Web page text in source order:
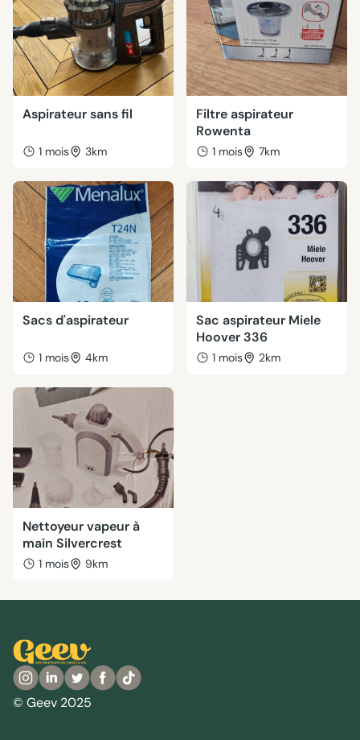
Aspirateur sans fil
1 mois 3km
Filtre aspirateur
Rowenta
1 mois 7km
Sacs d'aspirateur
1 mois 4km
Sac aspirateur Miele
Hoover 336
1 mois 2km
Nettoyeur vapeur à
main Silvercrest
1 mois 9km
© Geev 2025